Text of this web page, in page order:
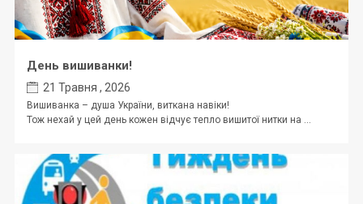
День вишиванки!
21 Травня , 2026
Вишиванка – душа України, виткана навіки!
Тож нехай у цей день кожен відчує тепло вишитої нитки на ...